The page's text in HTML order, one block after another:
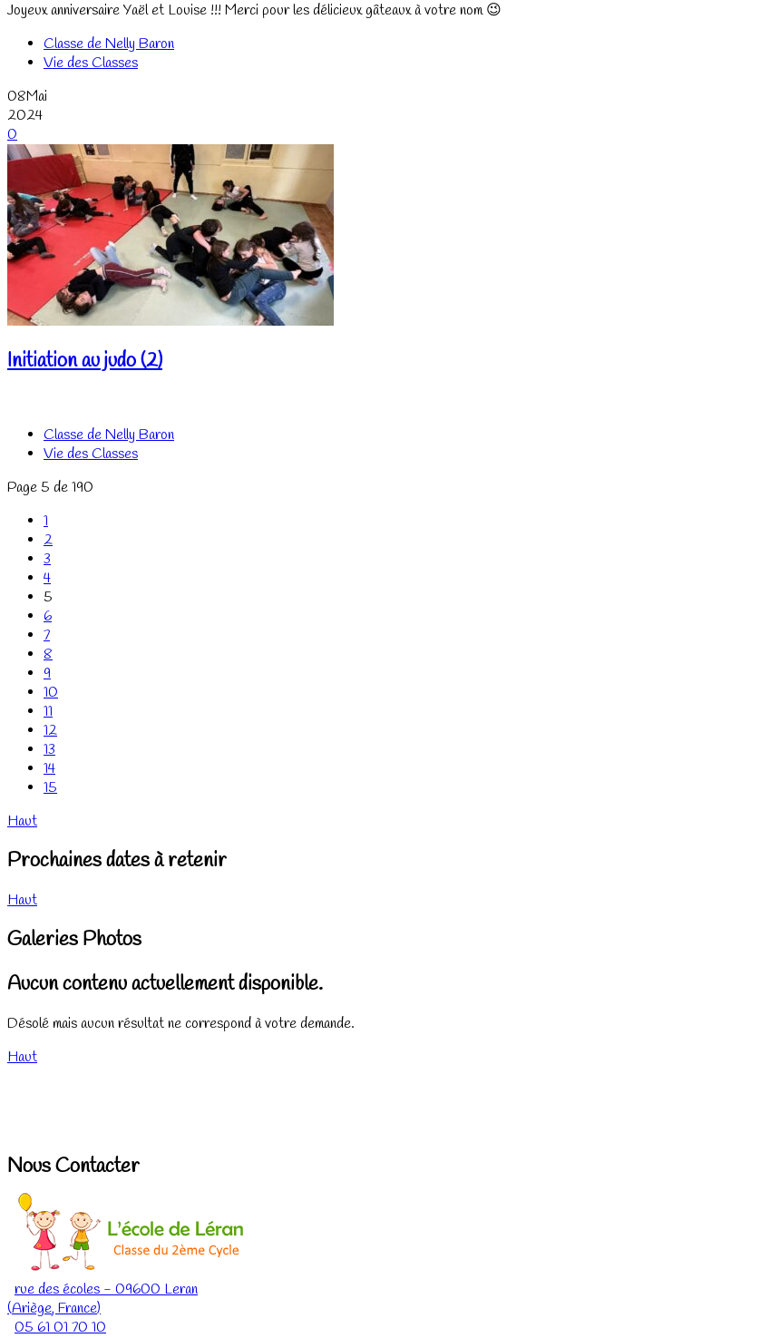
Joyeux anniversaire Yaël et Louise !!! Merci pour les délicieux gâteaux à votre nom 😉
Classe de Nelly Baron
Vie des Classes
08Mai
2024
0
Initiation au judo (2)
Classe de Nelly Baron
Vie des Classes
Page 5 de 190
1
2
3
4
5
6
7
8
9
10
11
12
13
14
15
Haut
Prochaines dates à retenir
Haut
Galeries Photos
Aucun contenu actuellement disponible.
Désolé mais aucun résultat ne correspond à votre demande.
Haut
Nous Contacter
rue des écoles - 09600 Leran
(Ariège, France)
05 61 01 70 10